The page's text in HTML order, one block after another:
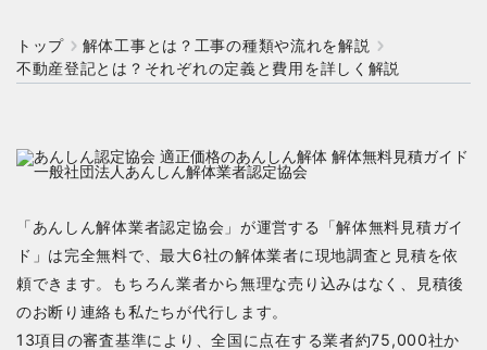
トップ
解体工事とは？工事の種類や流れを解説
不動産登記とは？それぞれの定義と費用を詳しく解説
「あんしん解体業者認定協会」が運営する「解体無料見積ガイ
ド」は完全無料で、最大6社の解体業者に現地調査と見積を依
頼できます。もちろん業者から無理な売り込みはなく、見積後
のお断り連絡も私たちが代行します。
13項目の審査基準により、全国に点在する業者約75,000社か